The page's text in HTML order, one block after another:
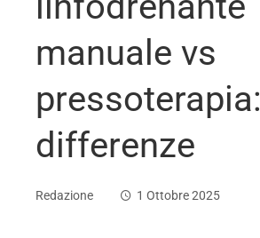
manuale vs
pressoterapia:
differenze
Redazione 1 Ottobre 2025